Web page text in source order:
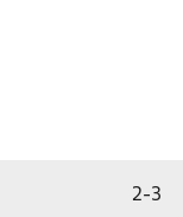
2-3